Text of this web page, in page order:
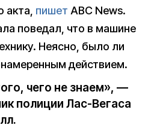
акта, пишет ABC News.
поведал, что в машине
Неясно, было ли
действием.
чего не знаем», —
полиции Лас-Вегаса